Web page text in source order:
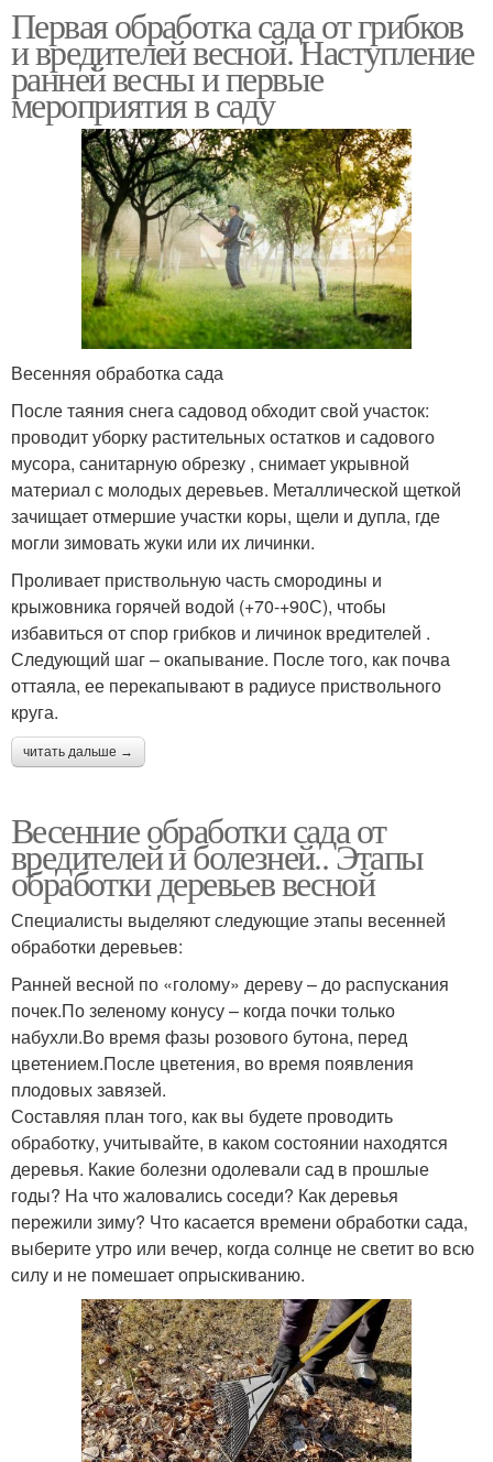
Первая обработка сада от грибков
и вредителей весной. Наступление
ранней весны и первые
мероприятия в саду
Весенняя обработка сада
После таяния снега садовод обходит свой участок:
проводит уборку растительных остатков и садового
мусора, санитарную обрезку , снимает укрывной
материал с молодых деревьев. Металлической щеткой
зачищает отмершие участки коры, щели и дупла, где
могли зимовать жуки или их личинки.
Проливает приствольную часть смородины и
крыжовника горячей водой (+70-+90С), чтобы
избавиться от спор грибков и личинок вредителей .
Следующий шаг – окапывание. После того, как почва
оттаяла, ее перекапывают в радиусе приствольного
круга.
читать дальше →
Весенние обработки сада от
вредителей и болезней.. Этапы
обработки деревьев весной
Специалисты выделяют следующие этапы весенней
обработки деревьев:
Ранней весной по «голому» дереву – до распускания
почек.По зеленому конусу – когда почки только
набухли.Во время фазы розового бутона, перед
цветением.После цветения, во время появления
плодовых завязей.
Составляя план того, как вы будете проводить
обработку, учитывайте, в каком состоянии находятся
деревья. Какие болезни одолевали сад в прошлые
годы? На что жаловались соседи? Как деревья
пережили зиму? Что касается времени обработки сада,
выберите утро или вечер, когда солнце не светит во всю
силу и не помешает опрыскиванию.